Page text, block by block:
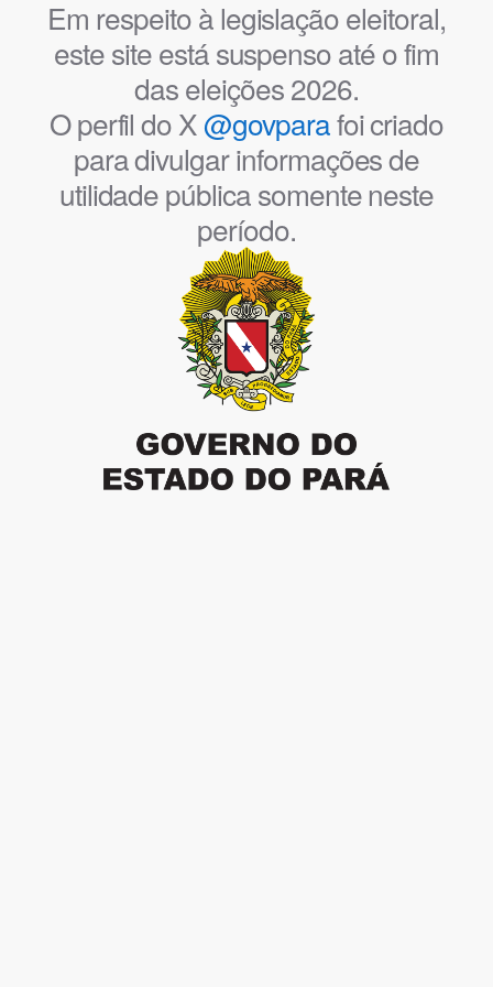
Em respeito à legislação eleitoral,
este site está suspenso até o fim
das eleições 2026.
O perfil do X@govparafoi criado
para divulgar informações de
utilidade pública somente neste
período.